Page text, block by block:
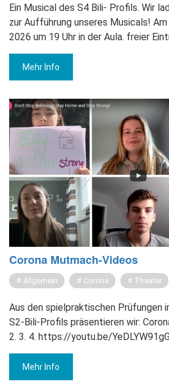
Ein Musical des S4 Bili- Profils. Wir
zur Aufführung unseres Musicals! Am
2026 um 19 Uhr in der Aula. freier
Mehr Info
Co­ro­na Mut­mach-Vi­de­os
Allgemein Corona Theater
Aus den spielpraktischen Prüfungen
S2-Bili-Profils präsentieren wir:
2. 3. 4. https://youtu.be/
Mehr Info